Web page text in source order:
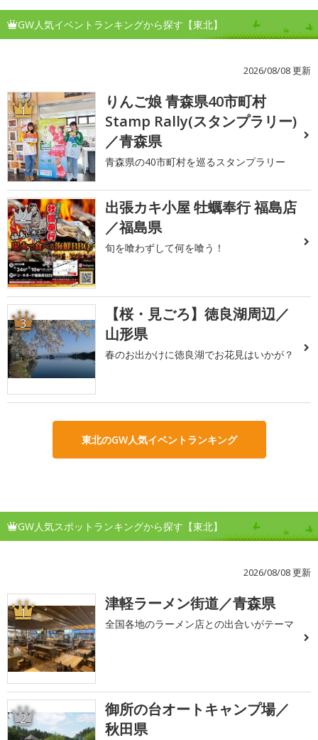
GW人気イベントランキングから探す【東北】
2026/08/08 更新
1
りんご娘 青森県40市町村
Stamp Rally(スタンプラリー)
／青森県
青森県の40市町村を巡るスタンプラリー
2
出張カキ小屋 牡蠣奉行 福島店
／福島県
旬を喰わずして何を喰う！
3
【桜・見ごろ】徳良湖周辺／
山形県
春のお出かけに徳良湖でお花見はいかが？
東北のGW人気イベントランキング
GW人気スポットランキングから探す【東北】
2026/08/08 更新
1 津軽ラーメン街道／青森県
全国各地のラーメン店との出合いがテーマ
2
御所の台オートキャンプ場／
秋田県